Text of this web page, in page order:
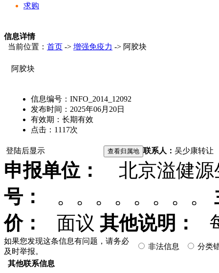
求购
信息详情
当前位置： 首页 -> 增强免疫力 -> 阿胶块
阿胶块
信息编号： INFO_2014_12092
发布时间： 2025年06月20日
有效期： 长期有效
点击： 1117次
登陆后显示 联系人： 吴少康转让
申报单位：
北京溢健源
号：
。。。。。。。。
价：
面议 其他说明：
如果您发现这条信息有问题，请务必
及时举报。
非法信息 分类
其他联系信息